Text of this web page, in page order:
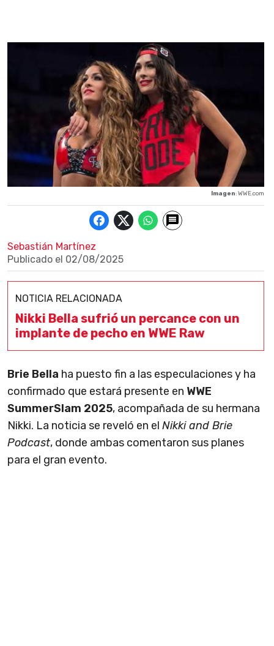
Imagen: WWE.com
Sebastián Martínez
Publicado el 02/08/2025
NOTICIA RELACIONADA
Nikki Bella sufrió un percance con un
implante de pecho en WWE Raw
Brie Bella ha puesto fin a las especulaciones y ha
confirmado que estará presente en WWE
SummerSlam 2025, acompañada de su hermana
Nikki. La noticia se reveló en el Nikki and Brie
Podcast, donde ambas comentaron sus planes
para el gran evento.